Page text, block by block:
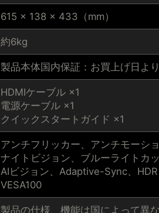
615 × 138 × 433（mm）
約6kg
製品本体国内保証：お買上げ日よ
HDMIケーブル ×1
電源ケーブル ×1
クイックスタートガイド ×1
アンチフリッカー、アンチモーショ
ナイトビジョン、ブルーライトカッ
AIビジョン、Adaptive-Sync、HDR
VESA100
製品の仕様、機能は国によって異